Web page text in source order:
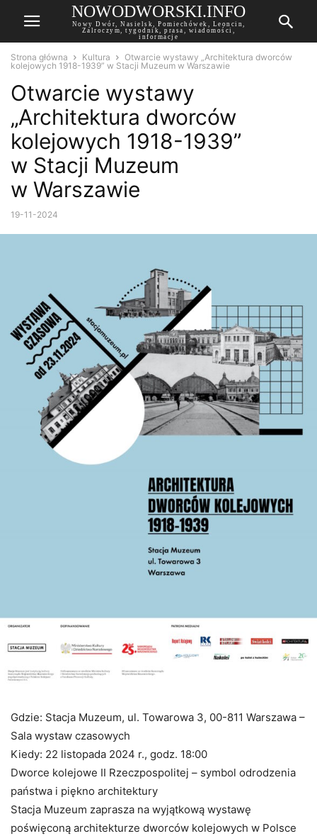
NOWODWORSKI.INFO
Nowy Dwór, Nasielsk, Pomiechówek, Leoncin,
Zalroczym, tygodnik, prasa, wiadomości,
informacje
Strona główna Kultura
Otwarcie wystawy „Architektura dworców
kolejowych 1918-1939” w Stacji Muzeum w Warszawie
Otwarcie wystawy
„Architektura dworców
kolejowych 1918-1939”
w Stacji Muzeum
w Warszawie
19-11-2024
Gdzie: Stacja Muzeum, ul. Towarowa 3, 00-811 Warszawa –
Sala wystaw czasowych
Kiedy: 22 listopada 2024 r., godz. 18:00
Dworce kolejowe II Rzeczpospolitej – symbol odrodzenia
państwa i piękno architektury
Stacja Muzeum zaprasza na wyjątkową wystawę
poświęconą architekturze dworców kolejowych w Polsce